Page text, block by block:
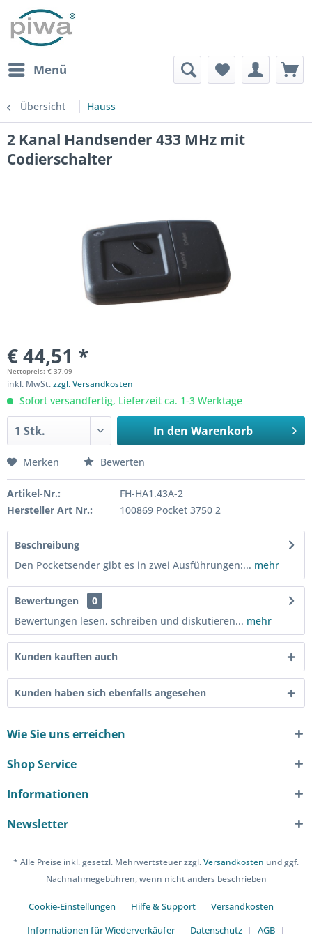
Menü
Übersicht Hauss
2 Kanal Handsender 433 MHz mit
Codierschalter
€ 44,51 *
Nettopreis: € 37,09
inkl. MwSt.zzgl. Versandkosten
Sofort versandfertig, Lieferzeit ca. 1-3 Werktage
In den Warenkorb
Merken Bewerten
Artikel-Nr.:
FH-HA1.43A-2
Hersteller Art Nr.:
100869 Pocket 3750 2
Beschreibung
Den Pocketsender gibt es in zwei Ausführungen:... mehr
Bewertungen
0
Bewertungen lesen, schreiben und diskutieren... mehr
Kunden kauften auch
Kunden haben sich ebenfalls angesehen
Wie Sie uns erreichen
Shop Service
Informationen
Newsletter
* Alle Preise inkl. gesetzl. Mehrwertsteuer zzgl.Versandkosten und ggf.
Nachnahmegebühren, wenn nicht anders beschrieben
Cookie-Einstellungen Hilfe & Support
Versandkosten
Informationen für Wiederverkäufer
Datenschutz AGB